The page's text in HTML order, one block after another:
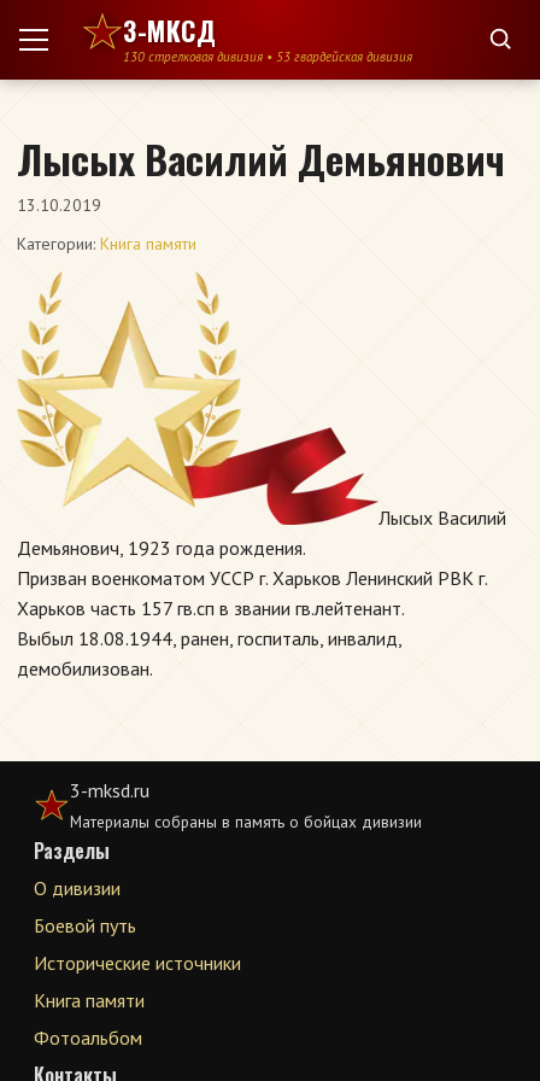
Перейти к содержимому
3-МКСД
130 стрелковая дивизия • 53 гвардейская дивизия
Лысых Василий Демьянович
13.10.2019
Категории: Книга памяти
Лысых Василий
Демьянович, 1923 года рождения.
Призван военкоматом УССР г. Харьков Ленинский РВК г.
Харьков часть 157 гв.сп в звании гв.лейтенант.
Выбыл 18.08.1944, ранен, госпиталь, инвалид,
демобилизован.
3-mksd.ru
Материалы собраны в память о бойцах дивизии
Разделы
О дивизии
Боевой путь
Исторические источники
Книга памяти
Фотоальбом
Контакты